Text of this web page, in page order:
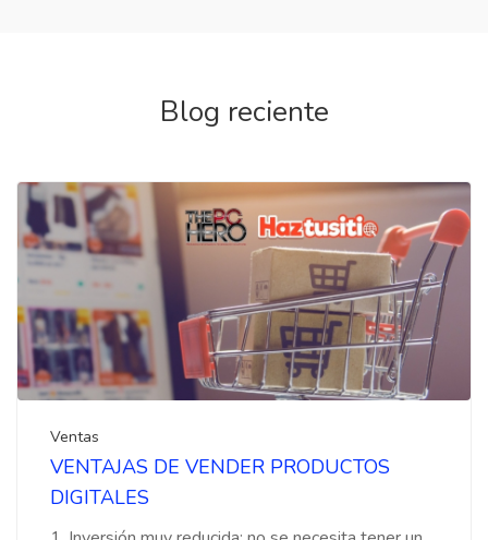
Blog reciente
Ventas
VENTAJAS DE VENDER PRODUCTOS
DIGITALES